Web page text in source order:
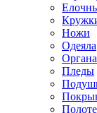
Ножи
Одеяла
Пледы